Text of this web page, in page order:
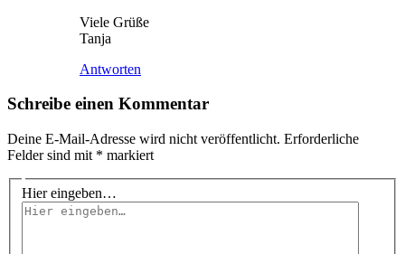
Viele Grüße
Tanja
Antworten
Schreibe einen Kommentar
Deine E-Mail-Adresse wird nicht veröffentlicht. Erforderliche
Felder sind mit * markiert
Hier eingeben…